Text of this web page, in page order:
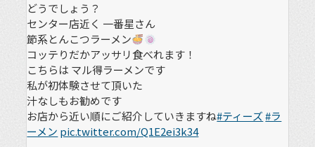
どうでしょう？
センター店近く 一番星さん
節系とんこつラーメン
コッテりだかアッサリ食べれます！
こちらは マル得ラーメンです
私が初体験させて頂いた
汁なしもお勧めです
お店から近い順にご紹介していきますね#ティーズ#ラ
ーメン pic.twitter.com/Q1E2ei3k34